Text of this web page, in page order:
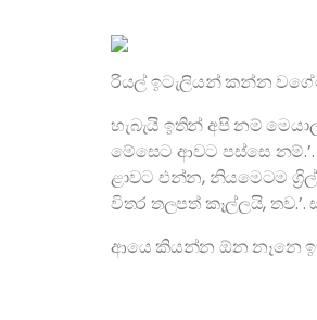
රියල් ඉටැලියන් කන්න වගේම
හැබැයි ඉතින් අපි නම්
මේසෙට ආවට පස්සෙ
ළාවට එන්න, නියමෙටම
විතර තලපත් කෑල්ලයි,
ආයෙ කියන්න ඕන නෑනෙ